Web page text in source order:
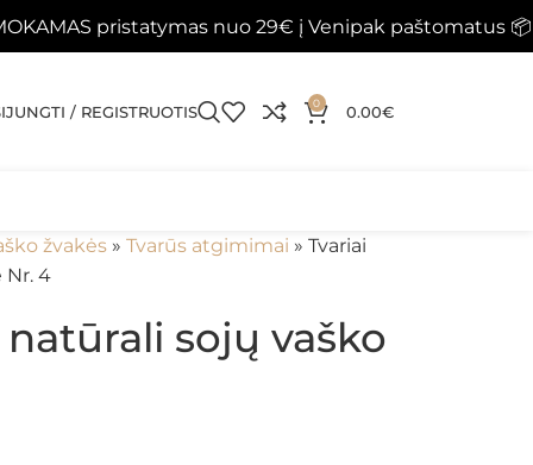
nuo 29€ į Venipak paštomatus 📦 Papildyti krepšelį
/ REGISTRUOTIS 0 0.00€
žvakės» Tvarūs atgimimai » Tvariai
Nr. 4
sojų vaško